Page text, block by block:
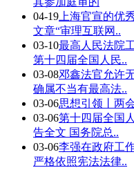
04-19 上海官宣的
文章“审理互联网..
03-10最高人民法院
第十四届全国人民..
03-08邓鑫法官允许
确属不当有最高法..
03-06思想引领丨两
03-06第十四届全国
告全文 国务院总..
03-06李强在政府工
严格依照宪法法律..